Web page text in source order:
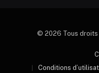
© 2026 Tous droits
Conditions